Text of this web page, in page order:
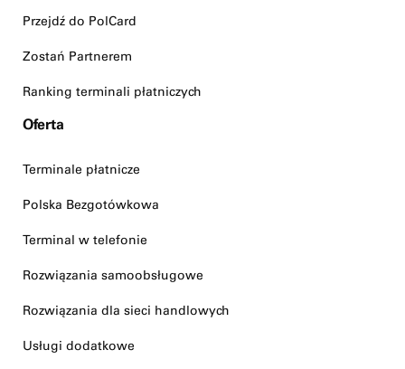
Przejdź do PolCard
Zostań Partnerem
Ranking terminali płatniczych
Oferta
Terminale płatnicze
Polska Bezgotówkowa
Terminal w telefonie
Rozwiązania samoobsługowe
Rozwiązania dla sieci handlowych
Usługi dodatkowe